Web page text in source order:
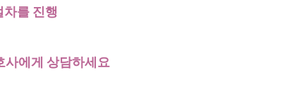
를 진행
사에게 상담하세요